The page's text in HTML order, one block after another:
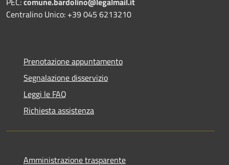
Centralino Unico: +39 045 6213210
Prenotazione appuntamento
Segnalazione disservizio
Leggi le FAQ
Richiesta assistenza
Amministrazione trasparente